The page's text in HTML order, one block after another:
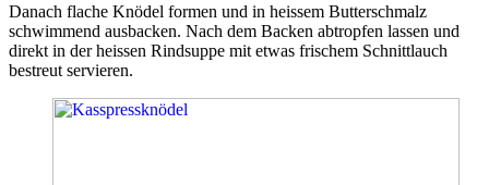
Danach flache Knödel formen und in heissem Butterschmalz
schwimmend ausbacken. Nach dem Backen abtropfen lassen und
direkt in der heissen Rindsuppe mit etwas frischem Schnittlauch
bestreut servieren.